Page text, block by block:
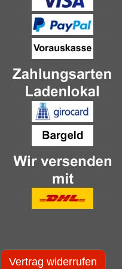
Vertrag widerrufen